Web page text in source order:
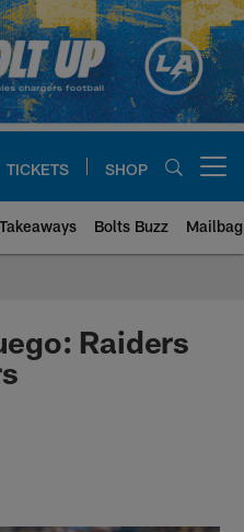
TICKETS SHOP
Bolts Buzz Mailbag
| Los
Raiders